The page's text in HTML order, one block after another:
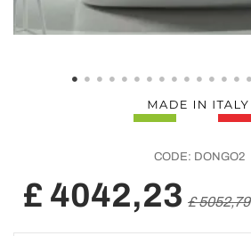
CODE: DONGO2
£ 4042,23 £ 5052,79